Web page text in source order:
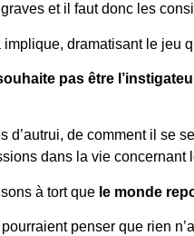
et il faut donc les
dramatisant le jeu
pas être
de comment il se
dans la vie concernant
à tort que le monde
penser que rien